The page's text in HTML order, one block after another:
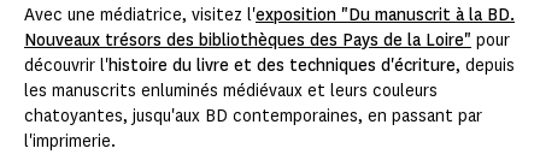
Avec une médiatrice, visitez l'exposition "Du manuscrit à la BD.
Nouveaux trésors des bibliothèques des Pays de la Loire" pour
découvrir l'histoire du livre et des techniques d'écriture, depuis
les manuscrits enluminés médiévaux et leurs couleurs
chatoyantes, jusqu'aux BD contemporaines, en passant par
l'imprimerie.